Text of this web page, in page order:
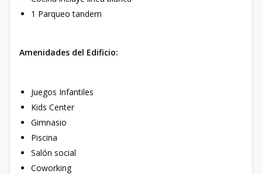
1 Parqueo tandem
Amenidades del Edificio:
Juegos Infantiles
Kids Center
Gimnasio
Piscina
Salón social
Coworking